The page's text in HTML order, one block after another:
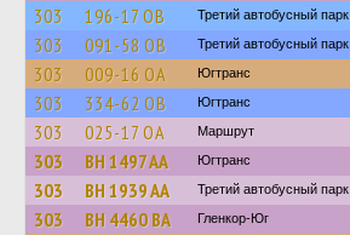
303 196-17 ОВ Третий автобусный парк
303 091-58 ОВ Третий автобусный парк
303 009-16 ОА Югтранс
303 334-62 ОВ Югтранс
303 025-17 ОА Маршрут
303 BH 1497 AA Югтранс
303 BH 1939 AA Третий автобусный парк
303 BH 4460 BA Гленкор-Юг